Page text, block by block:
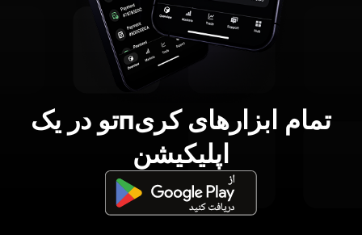
تمام ابزارهای کریпتو در یک
اپلیکیشن